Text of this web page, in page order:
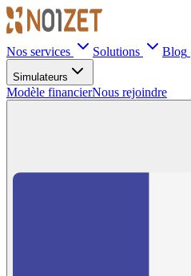
Nos services Solutions Blog
Simulateurs
Modèle financierNous rejoindre